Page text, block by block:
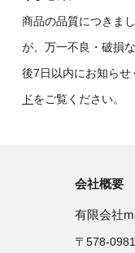
商品の品質につきま
が、万一不良・破損
後7日以内にお知らせ
ドをご覧ください。
会社概要
有限会社
〒578-0981